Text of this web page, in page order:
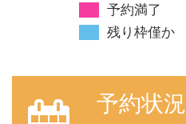
予約満了
残り枠僅か
予約状況